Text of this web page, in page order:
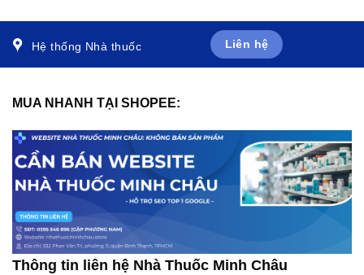
Hệ thống Nhà thuốc Liên hệ
MUA NHANH TẠI SHOPEE:
Thông tin liên hệ Nhà Thuốc Minh Châu